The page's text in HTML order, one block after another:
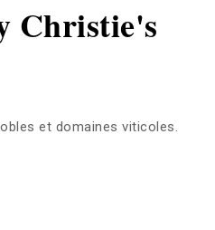
Christie's
et domaines viticoles.